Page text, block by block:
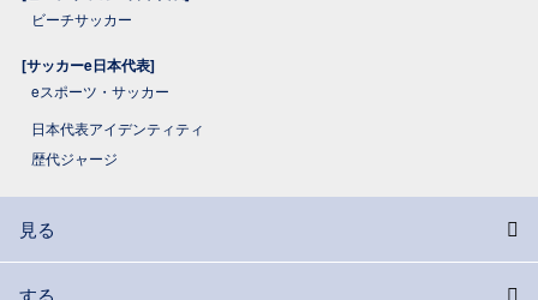
ビーチサッカー
[サッカーe日本代表]
eスポーツ・サッカー
日本代表アイデンティティ
歴代ジャージ
見る
する